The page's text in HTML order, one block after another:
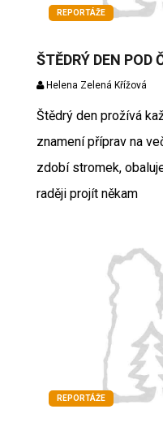
REPORTÁŽE
ŠTĚDRÝ DEN POD
Helena Zelená Křížová
Štědrý den prožívá
znamení příprav na
zdobí stromek,
raději projít někam
REPORTÁŽE